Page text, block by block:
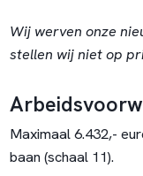
Wij werven onze
stellen wij niet op
Maximaal 6.432,-
baan (schaal 11).